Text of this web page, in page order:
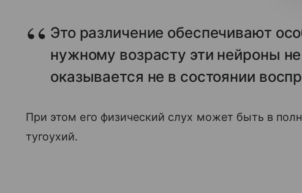
Это различение обеспечивают
нужному возрасту эти нейроны
оказывается не в состоянии
При этом его физический слух может быть в
тугоухий.